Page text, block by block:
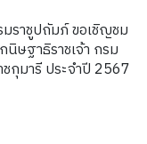
ราชูปถัมภ์ ขอเชิญชม
ษฐาธิราชเจ้า กรม
กุมารี ประจำปี 2567